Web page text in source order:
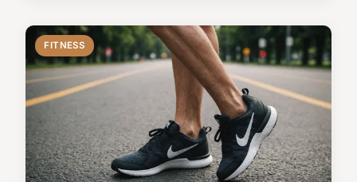
FITNESS